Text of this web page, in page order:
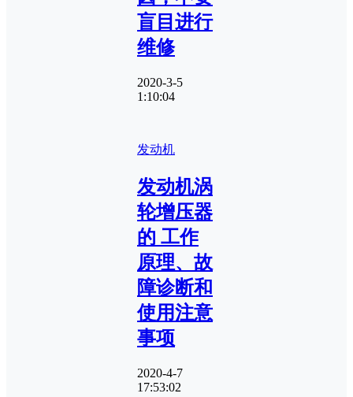
盲目进行
维修
2020-3-5
1:10:04
发动机
发动机涡
轮增压器
的 工作
原理、故
障诊断和
使用注意
事项
2020-4-7
17:53:02